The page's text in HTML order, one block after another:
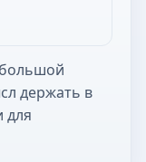
большой
держать в
для